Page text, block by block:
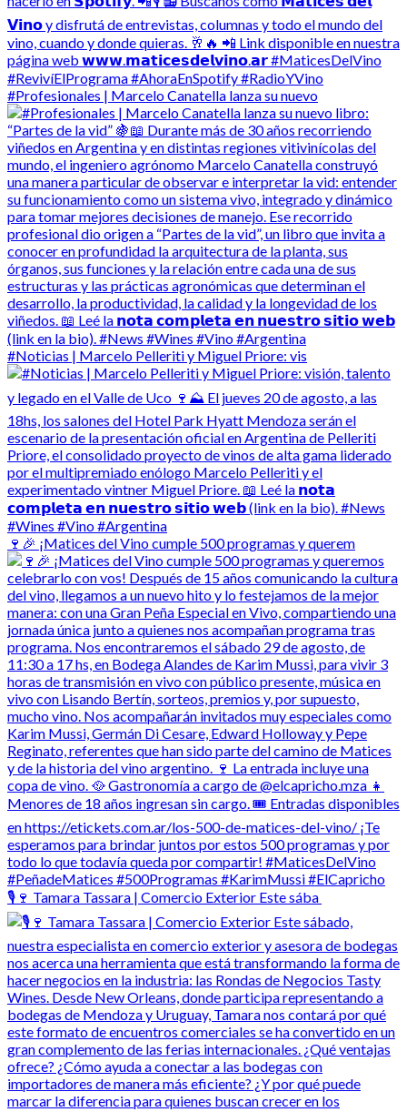
#Profesionales | Marcelo Canatella lanza su nuevo
#Noticias | Marcelo Pelleriti y Miguel Priore: vis
🍷🎉 ¡Matices del Vino cumple 500 programas y querem
🎙️🍷 Tamara Tassara | Comercio Exterior Este sába